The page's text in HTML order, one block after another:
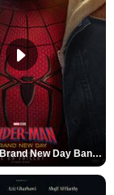
Spider-Man: Brand New Day Bande-annonce VO STFR